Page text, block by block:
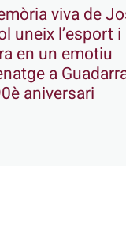
viva de
uneix l’esport i
en un emotiu
a
aniversari